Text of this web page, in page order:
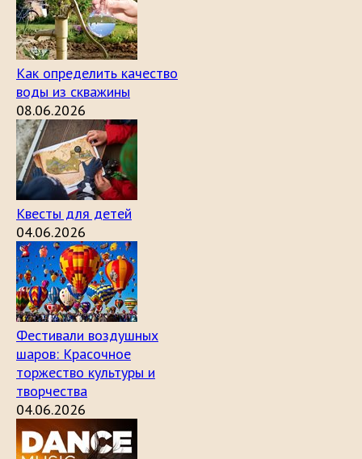
Как определить качество
воды из скважины
08.06.2026
Квесты для детей
04.06.2026
Фестивали воздушных
шаров: Красочное
торжество культуры и
творчества
04.06.2026